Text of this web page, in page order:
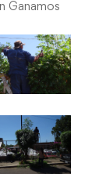
Ganamos